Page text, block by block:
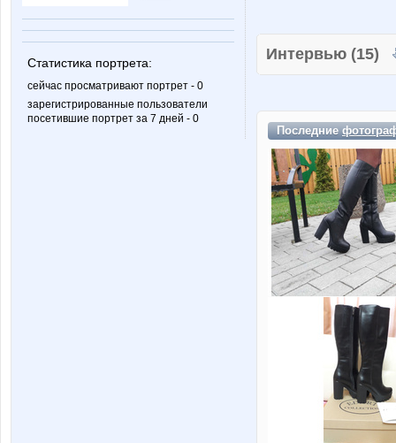
Статистика портрета:
сейчас просматривают портрет - 0
зарегистрированные пользователи
посетившие портрет за 7 дней - 0
Интервью (15)
Последние